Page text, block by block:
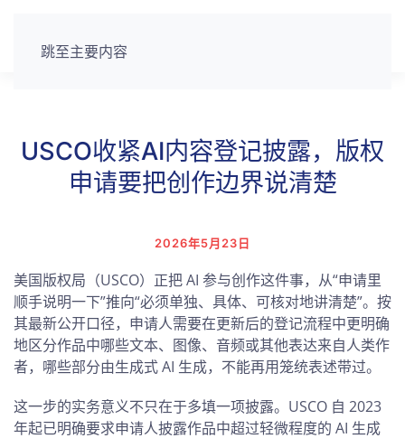
跳至主要内容
USCO收紧AI内容登记披露，版权
申请要把创作边界说清楚
2026年5月23日
美国版权局（USCO）正把 AI 参与创作这件事，从“申请里
顺手说明一下”推向“必须单独、具体、可核对地讲清楚”。按
其最新公开口径，申请人需要在更新后的登记流程中更明确
地区分作品中哪些文本、图像、音频或其他表达来自人类作
者，哪些部分由生成式 AI 生成，不能再用笼统表述带过。
这一步的实务意义不只在于多填一项披露。USCO 自 2023
年起已明确要求申请人披露作品中超过轻微程度的 AI 生成